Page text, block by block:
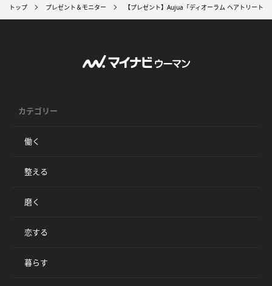
トップ プレゼント＆モニター 【プレゼント】Aujua「ディオーラム ヘアトリート
カテゴリー
働く
整える
磨く
恋する
暮らす